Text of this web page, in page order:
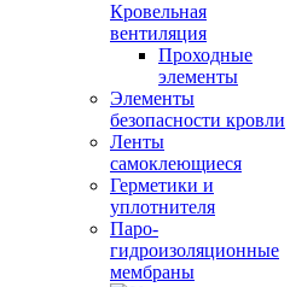
Кровельная
вентиляция
Проходные
элементы
Элементы
безопасности кровли
Ленты
самоклеющиеся
Герметики и
уплотнителя
Паро-
гидроизоляционные
мембраны